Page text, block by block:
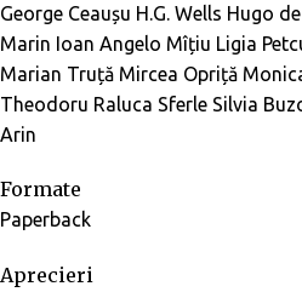
George Ceaușu H.G. Wells Hugo
Marin Ioan Angelo Mîțiu Ligia
Marian Truță Mircea Opriță
Theodoru Raluca Sferle Silvia
Arin
Formate
Paperback
Aprecieri